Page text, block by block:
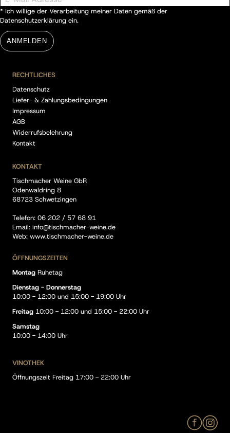
* Ich willige der Verarbeitung meiner Daten gemäß der
Datenschutzerklärung ein.
ANMELDEN
RECHTLICHES
Datenschutz
Liefer- & Zahlungsbedingungen
Impressum
AGB
Widerrufsbelehrung
Kontakt
KONTAKT
Tischmacher Weine GbR
Odenwaldring 8
68723 Schwetzingen
Telefon: 06 202 / 57 68 91
Email: info@tischmacher-weine.de
Web: www.tischmacher-weine.de
ÖFFNUNGSZEITEN
Montag Ruhetag
Dienstag - Donnerstag
10:00 - 12:00 und 15:00 - 19:00 Uhr
Freitag 10:00 - 12:00 und 15:00 - 22:00 Uhr
Samstag
10:00 - 14:00 Uhr
VINOTHEK
Öffnungszeit Freitag 17:00 - 22:00 Uhr